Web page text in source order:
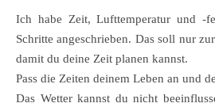
Ich habe Zeit, Lufttemperatur und -
Schritte angeschrieben. Das soll nur
damit du deine Zeit planen kannst.
Pass die Zeiten deinem Leben an und
Das Wetter kannst du nicht